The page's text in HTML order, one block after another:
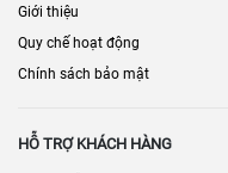
Giới thiệu
Quy chế hoạt động
Chính sách bảo mật
HỖ TRỢ KHÁCH HÀNG